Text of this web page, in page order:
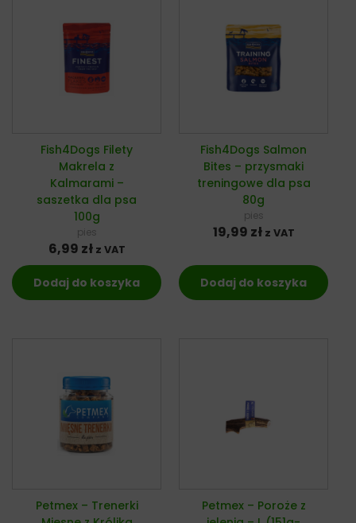
Fish4Dogs Filety
Makrela z
Kalmarami –
saszetka dla psa
100g
pies
6,99 zł z VAT
Dodaj do koszyka
Fish4Dogs Salmon
Bites – przysmaki
treningowe dla psa
80g
pies
19,99 zł z VAT
Dodaj do koszyka
Petmex – Trenerki
Petmex – Poroże z